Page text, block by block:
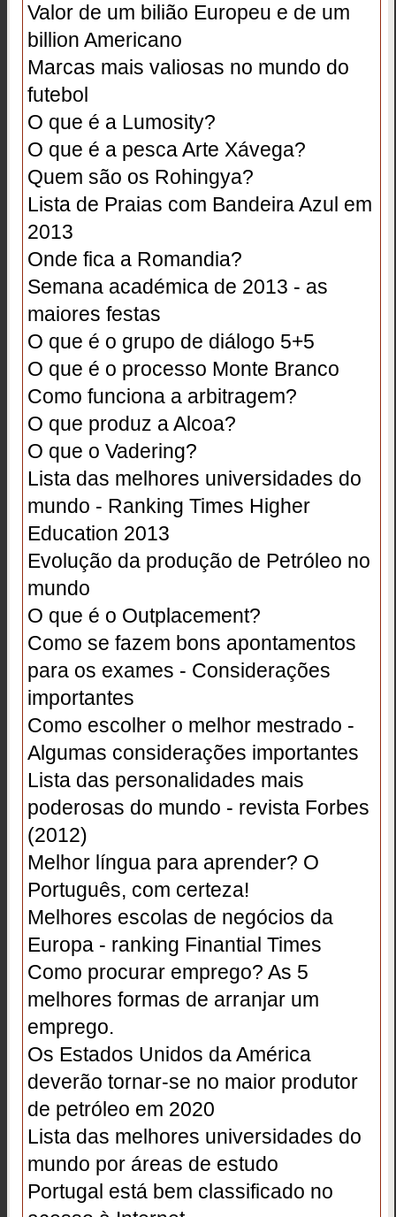
Valor de um bilião Europeu e de um
billion Americano
Marcas mais valiosas no mundo do
futebol
O que é a Lumosity?
O que é a pesca Arte Xávega?
Quem são os Rohingya?
Lista de Praias com Bandeira Azul em
2013
Onde fica a Romandia?
Semana académica de 2013 - as
maiores festas
O que é o grupo de diálogo 5+5
O que é o processo Monte Branco
Como funciona a arbitragem?
O que produz a Alcoa?
O que o Vadering?
Lista das melhores universidades do
mundo - Ranking Times Higher
Education 2013
Evolução da produção de Petróleo no
mundo
O que é o Outplacement?
Como se fazem bons apontamentos
para os exames - Considerações
importantes
Como escolher o melhor mestrado -
Algumas considerações importantes
Lista das personalidades mais
poderosas do mundo - revista Forbes
(2012)
Melhor língua para aprender? O
Português, com certeza!
Melhores escolas de negócios da
Europa - ranking Finantial Times
Como procurar emprego? As 5
melhores formas de arranjar um
emprego.
Os Estados Unidos da América
deverão tornar-se no maior produtor
de petróleo em 2020
Lista das melhores universidades do
mundo por áreas de estudo
Portugal está bem classificado no